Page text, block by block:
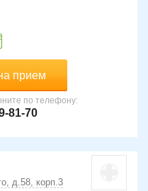
прием
по телефону:
81-70
д.58, корп.3